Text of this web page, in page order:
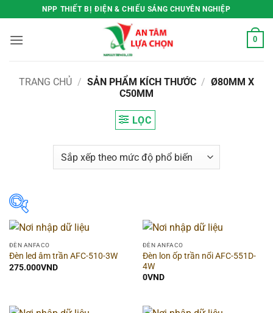
qua
nội
NPP THIẾT BỊ ĐIỆN & CHIẾU SÁNG CHUYÊN NGHIỆP
0
TRANG CHỦ / SẢN PHẨM KÍCH THƯỚC / Ø80MM X
C50MM
LỌC
Price:0VND
ĐÈN ANFACO
Đèn led âm trần AFC-510-3W
275.000VND
ĐÈN ANFACO
Đèn lon ốp trần nổi AFC-551D-
4W
0VND